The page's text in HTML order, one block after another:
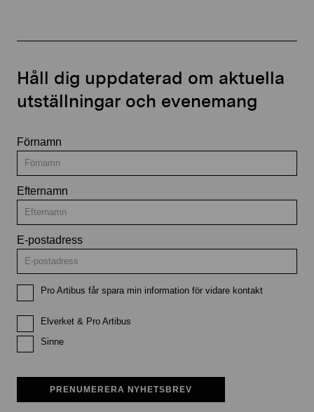
Håll dig uppdaterad om aktuella
utställningar och evenemang
Förnamn
Efternamn
E-postadress
Pro Artibus får spara min information för vidare kontakt
Elverket & Pro Artibus
Sinne
PRENUMERERA NYHETSBREV